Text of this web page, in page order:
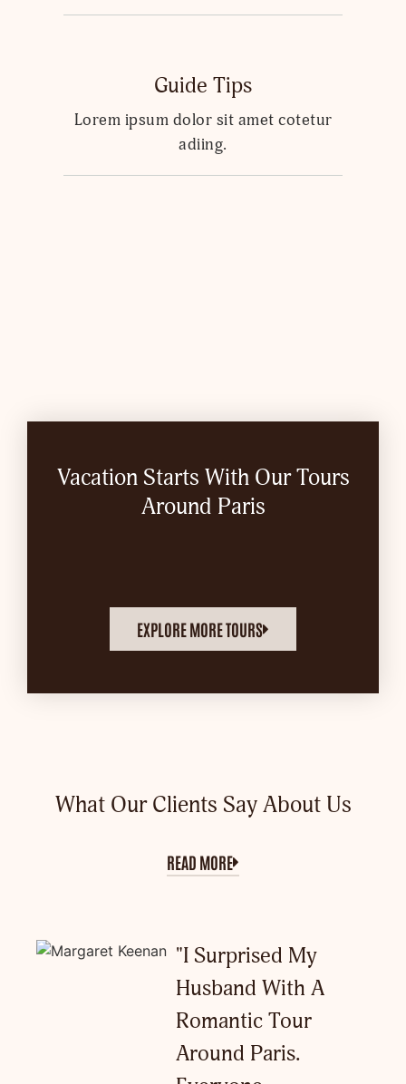
Guide Tips
Lorem ipsum dolor sit amet cotetur
adiing.
Vacation Starts With Our Tours
Around Paris
EXPLORE MORE TOURS
What Our Clients Say About Us
READ MORE
"I Surprised My
Husband With A
Romantic Tour
Around Paris.